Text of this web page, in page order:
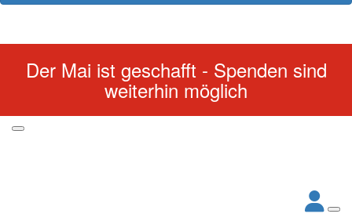
Der Mai ist geschafft - Spenden sind
weiterhin möglich